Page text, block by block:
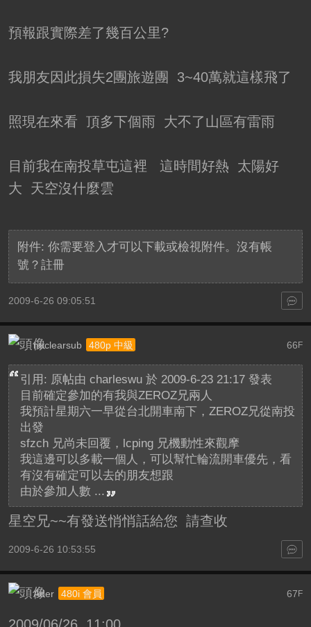
預報跟實際差了幾百公里?
我朋友因此損失2團旅遊團 3~40萬就這樣飛了
照現在來看 頂多下個雨 大不了山區有雷雨
目前我在南投草屯這裡 這時間好熱 太陽好
大 天空沒什麼雲
附件: 你需要登入才可以下載或檢視附件。沒有帳
號？ 註冊
2009-6-26 09:05:51
66F
nuclearsub 480p 中級
引用: 原帖由 charleswu於 2009-6-23 21:17 發表
目前確定參加的有我與ZEROZ兄兩人
我預計星期六一早從台北開車南下，ZEROZ兄從南投
出發
sfzch 兄尚未回覆，lcping 兄機動性來觀摩
我這邊可以多載一個人，可以幫忙輪流開車優先，看
有沒有確定可以去的朋友想跟
由於參加人數 ...
星空兄~~有發送悄悄話給您 請查收
2009-6-26 10:53:55
67F
Ader 480i 會員
2009/06/26 11:00